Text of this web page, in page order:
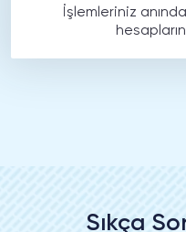
İşlemleriniz
Sıkça